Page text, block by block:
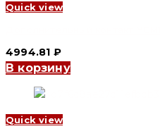
Quick view
4994.81 ₽
В корзину
Quick view